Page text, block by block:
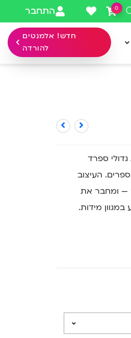
0 התחבר
חדש! אלמנטים
להורדה
גדולי ספרד
העיצוב
— ומחבר את
מידות.